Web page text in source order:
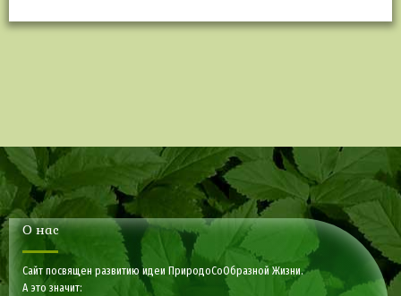
О нас
Сайт посвящен развитию идеи ПриродоСоОбразной Жизни.
А это значит: